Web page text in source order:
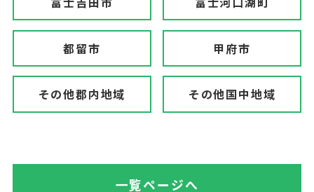
都留市 甲府市
その他郡内地域 その他国中地域
一覧ページへ